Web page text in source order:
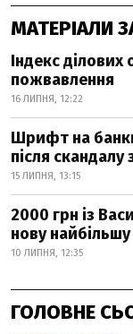
МАТЕРІАЛИ
Індекс ділових
пожвавлення
16 ЛИПНЯ, 12:22
Шрифт на
після скандалу
15 ЛИПНЯ, 13:15
2000 грн із
нову
10 ЛИПНЯ, 12:35
ГОЛОВНЕ